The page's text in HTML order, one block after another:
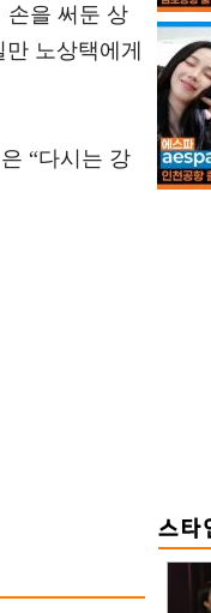
손을 써둔 상
노상택에게
“다시는 강